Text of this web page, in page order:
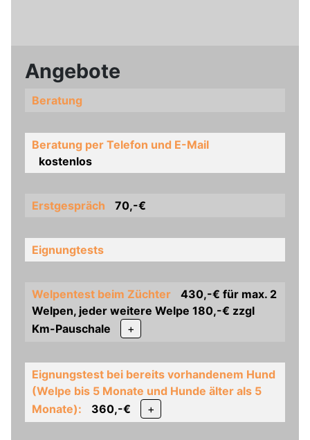
Angebote
Beratung
Beratung per Telefon und E-Mail
kostenlos
Erstgespräch 70,-€
Eignungtests
Welpentest beim Züchter
430,-€ für max. 2
Welpen, jeder weitere Welpe 180,-€ zzgl
Km-Pauschale
+
Eignungstest bei bereits vorhandenem Hund
(Welpe bis 5 Monate und Hunde älter als 5
Monate):
360,-€ +